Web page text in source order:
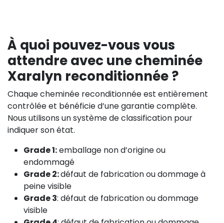
À quoi pouvez-vous vous
attendre avec une cheminée
Xaralyn reconditionnée ?
Chaque cheminée reconditionnée est entièrement
contrôlée et bénéficie d’une garantie complète.
Nous utilisons un système de classification pour
indiquer son état.
Grade 1:emballage non d’origine ou
endommagé
Grade 2:défaut de fabrication ou dommage à
peine visible
Grade 3: défaut de fabrication ou dommage
visible